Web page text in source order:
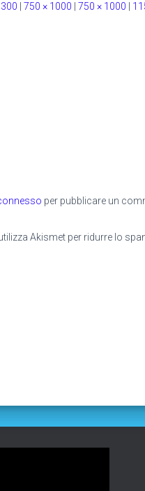
750 × 1000 750 × 1000
per pubblicare un
Akismet per ridurre lo